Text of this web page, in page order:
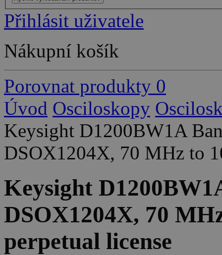
Přihlásit uživatele
Nákupní košík
Porovnat produkty 0
Úvod Osciloskopy
Keysight D1200BW1A
DSOX1204X, 70 MHz to
Keysight
DSOX1204X, 70
perpetual license